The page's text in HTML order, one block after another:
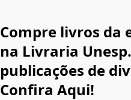
Compre livros da
na Livraria
publicações de
Confira Aqui!